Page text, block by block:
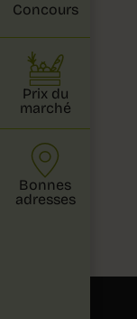
Concours
Prix du
marché
Bonnes
adresses